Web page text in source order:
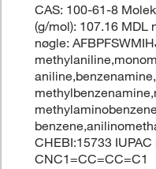
CAS: 100-61-8
(g/mol): 107.16 MDL
nøgle:
CHEBI:15733
CNC1=CC=CC=C1